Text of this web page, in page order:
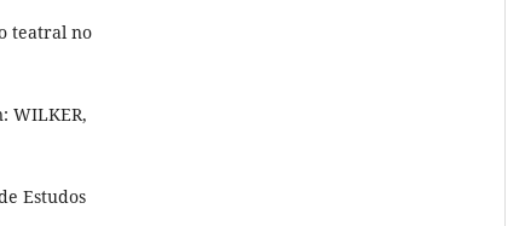
teatral no
WILKER,
Estudos